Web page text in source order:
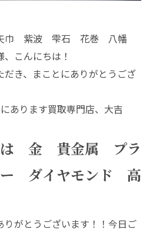
巾 紫波 雫石 花巻 八幡
こんにちは！
き、まことにありがとうござ
あります買取専門店、大吉
は 金 貴金属 プラ
ダイヤモンド 高
がとうございます！！今日ご